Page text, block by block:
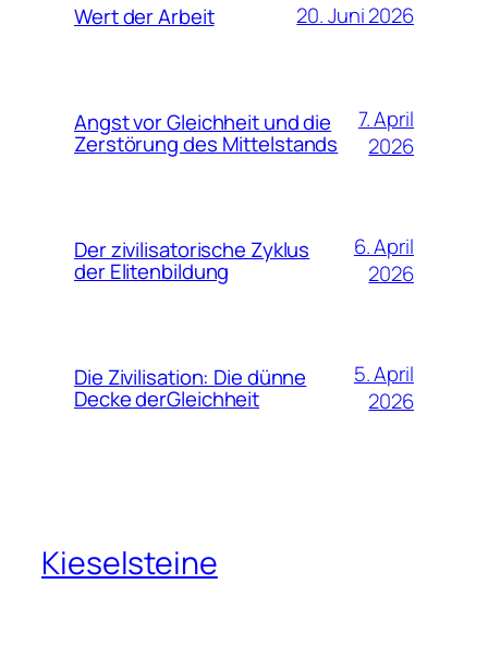
Wert der Arbeit 20. Juni 2026
Angst vor Gleichheit und die
Zerstörung des Mittelstands
7. April
2026
Der zivilisatorische Zyklus
der Elitenbildung
6. April
2026
Die Zivilisation: Die dünne
Decke derGleichheit
5. April
2026
Kieselsteine